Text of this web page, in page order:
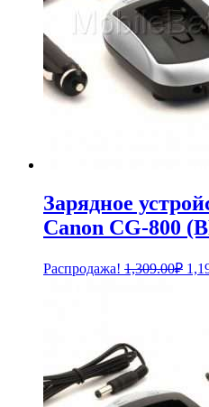
Зарядное
Canon CG-800
Распродажа! 1,309.00₽